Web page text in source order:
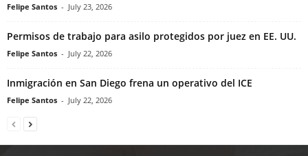
Felipe Santos - July 23, 2026
Permisos de trabajo para asilo protegidos por juez en EE. UU.
Felipe Santos - July 22, 2026
Inmigración en San Diego frena un operativo del ICE
Felipe Santos - July 22, 2026